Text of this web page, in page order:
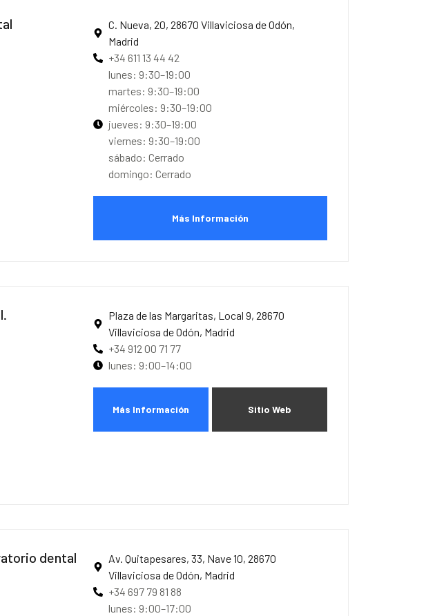
C. Nueva, 20, 28670 Villaviciosa de Odón,
Madrid
+34 611 13 44 42
lunes: 9:30–19:00
martes: 9:30–19:00
miércoles: 9:30–19:00
jueves: 9:30–19:00
viernes: 9:30–19:00
sábado: Cerrado
domingo: Cerrado
Más Información
Plaza de las Margaritas, Local 9, 28670
Villaviciosa de Odón, Madrid
+34 912 00 71 77
lunes: 9:00–14:00
Más Información Sitio Web
dental
Av. Quitapesares, 33, Nave 10, 28670
Villaviciosa de Odón, Madrid
+34 697 79 81 88
lunes: 9:00–17:00